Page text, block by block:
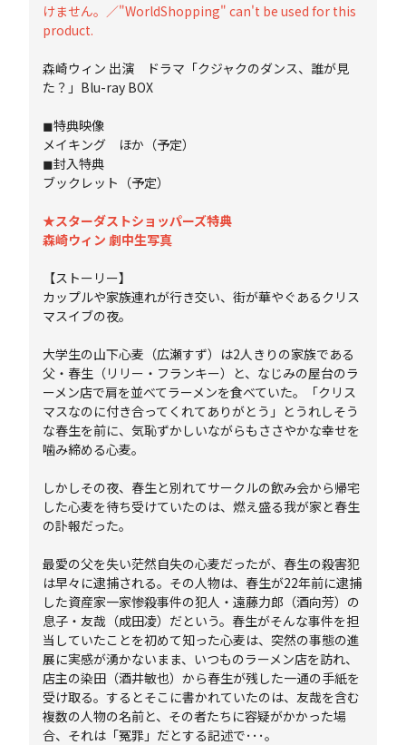
けません。／"WorldShopping" can't be used for this
product.
森崎ウィン 出演 ドラマ「クジャクのダンス、誰が見
た？」Blu-ray BOX
◼︎特典映像
メイキング ほか（予定）
◼︎封入特典
ブックレット（予定）
★スターダストショッパーズ特典
森崎ウィン 劇中生写真
【ストーリー】
カップルや家族連れが行き交い、街が華やぐあるクリス
マスイブの夜。
大学生の山下心麦（広瀬すず）は2人きりの家族である
父・春生（リリー・フランキー）と、なじみの屋台のラ
ーメン店で肩を並べてラーメンを食べていた。「クリス
マスなのに付き合ってくれてありがとう」とうれしそう
な春生を前に、気恥ずかしいながらもささやかな幸せを
噛み締める心麦。
しかしその夜、春生と別れてサークルの飲み会から帰宅
した心麦を待ち受けていたのは、燃え盛る我が家と春生
の訃報だった。
最愛の父を失い茫然自失の心麦だったが、春生の殺害犯
は早々に逮捕される。その人物は、春生が22年前に逮捕
した資産家一家惨殺事件の犯人・遠藤力郎（酒向芳）の
息子・友哉（成田凌）だという。春生がそんな事件を担
当していたことを初めて知った心麦は、突然の事態の進
展に実感が湧かないまま、いつものラーメン店を訪れ、
店主の染田（酒井敏也）から春生が残した一通の手紙を
受け取る。するとそこに書かれていたのは、友哉を含む
複数の人物の名前と、その者たちに容疑がかかった場
合、それは「冤罪」だとする記述で･･･。